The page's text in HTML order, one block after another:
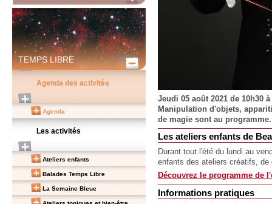
TEMPS LIBRE
Agenda des activités
Agenda
Les activités
Ateliers enfants
Balades Temps Libre
La Semaine Bleue
Jeudi 05 août 2021 de 10h30
Manipulation d'objets,
de magie sont au programme.
Les ateliers enfants de
Durant tout l'été du lundi au
enfants des ateliers créatifs,
Découvrez le programme de
Informations pratiques